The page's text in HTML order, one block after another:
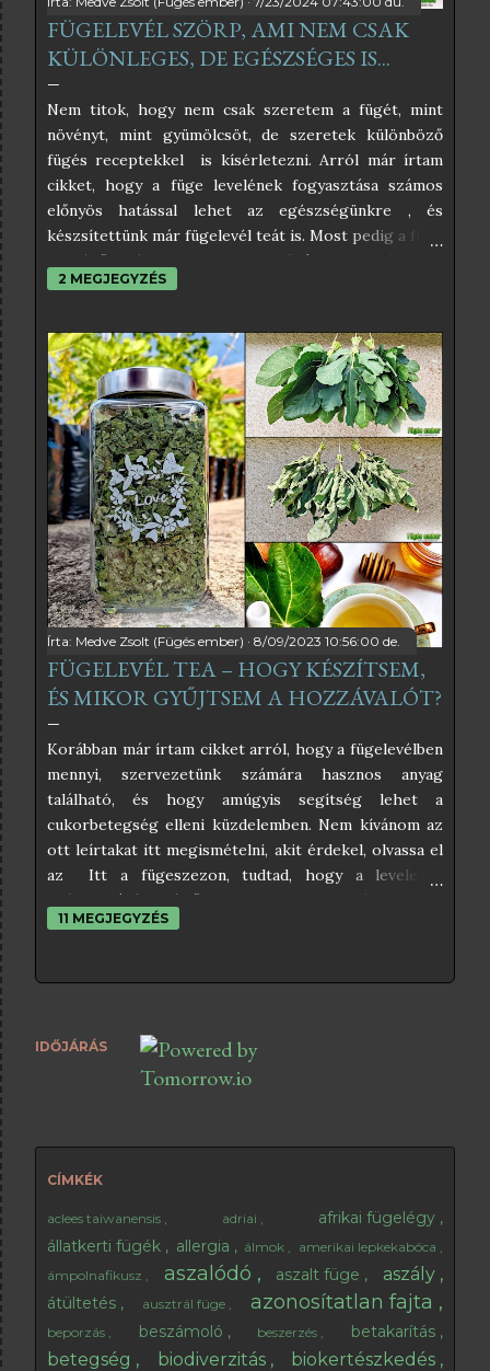
FÜGELEVÉL SZÖRP, AMI NEM CSAK
KÜLÖNLEGES, DE EGÉSZSÉGES IS...
Nem titok, hogy nem csak szeretem a fügét, mint
növényt, mint gyümölcsöt, de szeretek különböző
fügés receptekkel is kísérletezni. Arról már írtam
cikket, hogy a füge levelének fogyasztása számos
előnyös hatással lehet az egészségünkre , és
készsítettünk már fügelevél teát is. Most pedig a füge
leveléből készült szörpöt próbáltam ki, és úgy
éreztem, nektek is be kell, hogy mutassam. Az
találni, amelyek közül némelyikben egészen
elképesztő hozzávalók is vannak, amelyektől éppen
hogy csak pont egészséges nem lesz. Én az
egyszerűségben hiszek, és abban, hogy a befőzés
szabályait betartva nincs szükség tartósítószerekre
sem, ezért az én receptem teljesen egyszerű. Ha
pedig a kristálycukrot helyettesítjük valamilyen
édesítőszerrel, akkor még inkább egészséges lesz a
végeredmény. A fügelevélből főzött szörpnek
kimondottan különleges íze van, ami vagy ízleni fog,
vagy nem. Nekem nagyon ízlik, kimondottan frissítő
hideg szódával, szó...
2 MEGJEGYZÉS
Írta: Medve Zsolt (Fügés ember) 8/09/2023 10:56:00 de.
FÜGELEVÉL TEA – HOGY KÉSZÍTSEM,
ÉS MIKOR GYŰJTSEM A HOZZÁVALÓT?
Korábban már írtam cikket arról, hogy a fügelevélben
mennyi, szervezetünk számára hasznos anyag
található, és hogy amúgyis segítség lehet a
cukorbetegség elleni küzdelemben. Nem kívánom az
ott leírtakat itt megismételni, akit érdekel, olvassa el
az Itt a fügeszezon, tudtad, hogy a levele is
gyógyhatású? című cikkemet, mert abból mindent
megtudhat a fügelevél, és a cukorbetegség
tea természetesen nem csak cukorbetegek számára
ajánlható. Ha szeretsz teázni, akkor kiválthat egy-egy
élénkítő anyagok, így nem fogják gátolni az esti
elalvást. Emellett rendkívül kellemes illata van, főleg
alkalmas tea alapanyagnak? Csak e...
11 MEGJEGYZÉS
IDŐJÁRÁS
CÍMKÉK
aclees taiwanensis adriai
afrikai fügelégy
állatkerti fügék
allergia álmok
amerikai lepkekabóca
ámpolnafikusz
aszalódó aszalt füge aszály
átültetés ausztrál füge azonosítatlan fajta
beporzás beszámoló beszerzés betakarítás
betegség biodiverzitás biokertészkedés